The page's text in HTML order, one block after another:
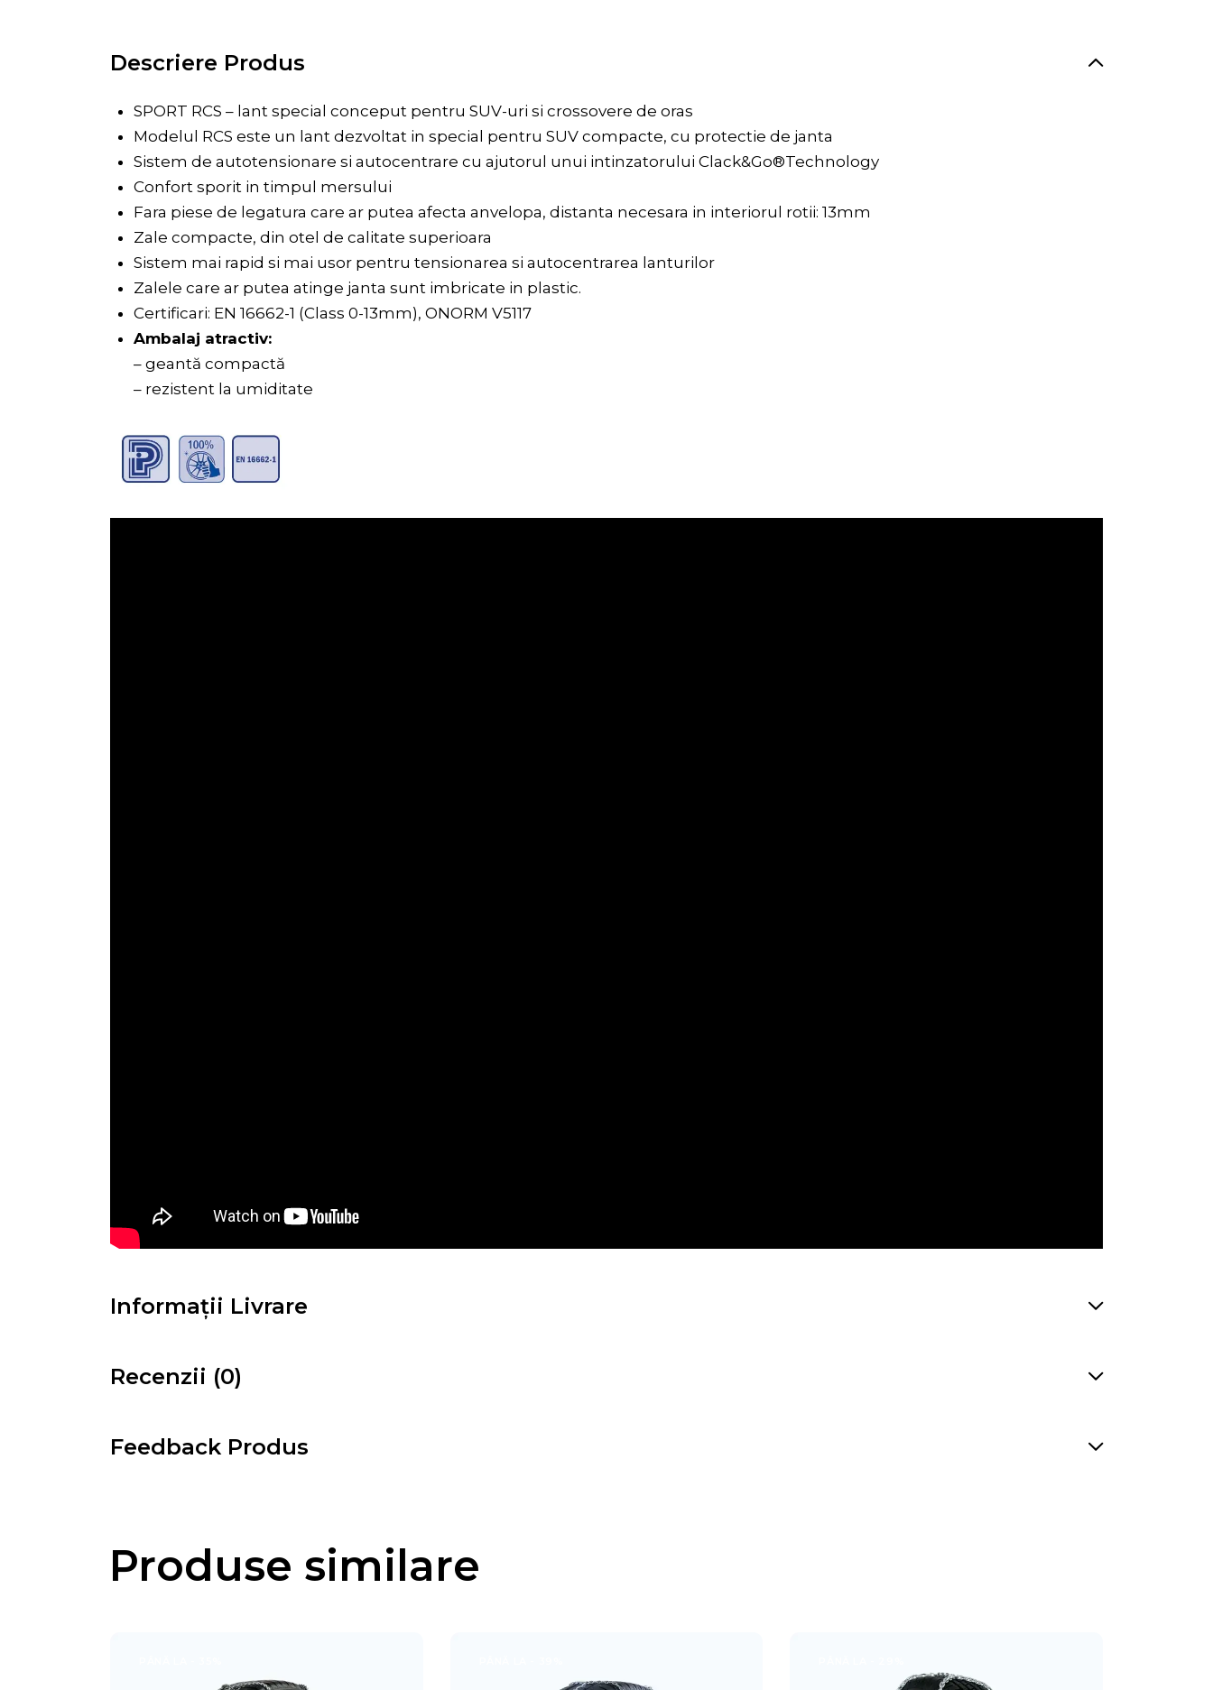
Descriere Produs
SPORT RCS – lant special conceput pentru SUV-uri si crossovere de oras
Modelul RCS este un lant dezvoltat in special pentru SUV compacte, cu protectie de janta
Sistem de autotensionare si autocentrare cu ajutorul unui intinzatorului Clack&Go®Technology
Confort sporit in timpul mersului
Fara piese de legatura care ar putea afecta anvelopa, distanta necesara in interiorul rotii: 13mm
Zale compacte, din otel de calitate superioara
Sistem mai rapid si mai usor pentru tensionarea si autocentrarea lanturilor
Zalele care ar putea atinge janta sunt imbricate in plastic.
Certificari: EN 16662-1 (Class 0-13mm), ONORM V5117
Ambalaj atractiv:
– geantă compactă
– rezistent la umiditate
Informații Livrare
Recenzii (0)
Feedback Produs
Produse similare